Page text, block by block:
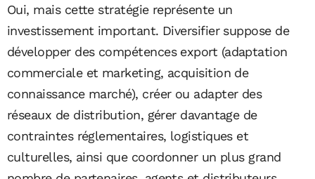
Oui, mais cette stratégie représente un
investissement important. Diversifier suppose de
développer des compétences export (adaptation
commerciale et marketing, acquisition de
connaissance marché), créer ou adapter des
réseaux de distribution, gérer davantage de
contraintes réglementaires, logistiques et
culturelles, ainsi que coordonner un plus grand